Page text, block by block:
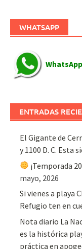
WHATSAPP
ENTRADAS
El Gigante de
y 1100 D. C. Esta
¡Temporada
mayo, 2026
Si vienes a playa
Refugio ten en
Nota diario La
es la histórica
práctica en